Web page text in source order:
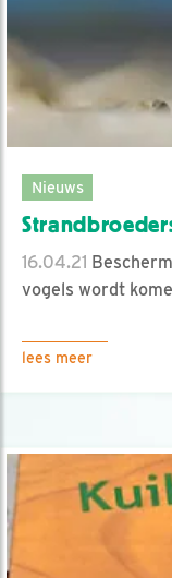
Nieuws
16.04.21
vogels wordt
lees meer